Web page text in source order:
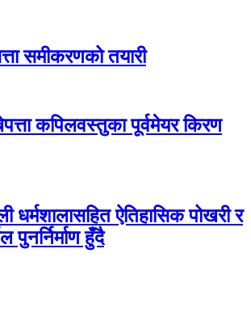
समीकरणको तयारी
कपिलवस्तुका पूर्वमेयर किरण
धर्मशालासहित ऐतिहासिक पोखरी र
पुनर्निर्माण हुँदै